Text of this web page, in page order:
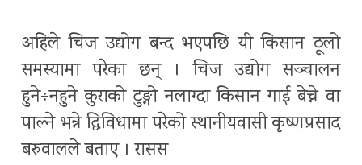
अहिले चिज उद्योग बन्द भएपछि यी किसान ठूलो
समस्यामा परेका छन् । चिज उद्योग सञ्चालन
हुने÷नहुने कुराको टुङ्गो नलाग्दा किसान गाई बेच्ने वा
पाल्ने भन्ने द्विविधामा परेको स्थानीयवासी कृष्णप्रसाद
बरुवालले बताए । रासस